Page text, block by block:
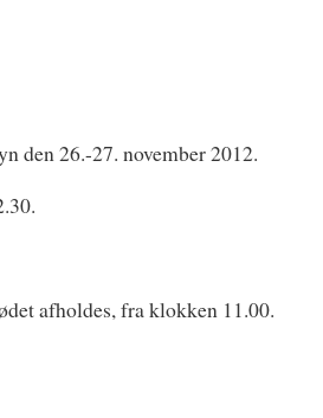
den 26.-27. november 2012.
afholdes, fra klokken 11.00.